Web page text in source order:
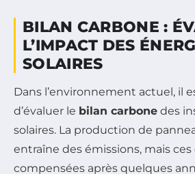
BILAN CARBONE :
L’IMPACT DES
SOLAIRES
Dans l’environnement actuel, il
d’évaluer le bilan carbone des
solaires. La production de
entraîne des émissions, mais
compensées après quelques